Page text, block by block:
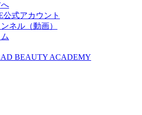
公式アカウント
ネル（動画）
BEAUTY ACADEMY